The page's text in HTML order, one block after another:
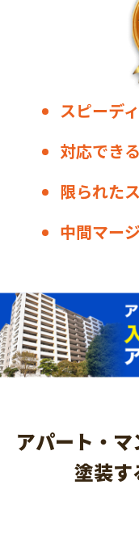
スピーデ
対応でき
限られた
中間マー
アパート・
塗装す